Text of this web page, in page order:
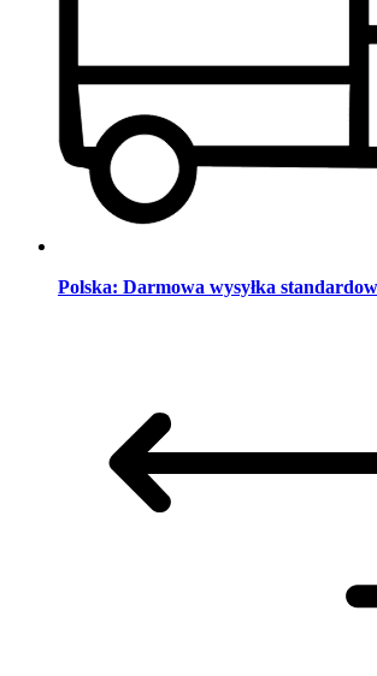
Polska: Darmowa wysyłka